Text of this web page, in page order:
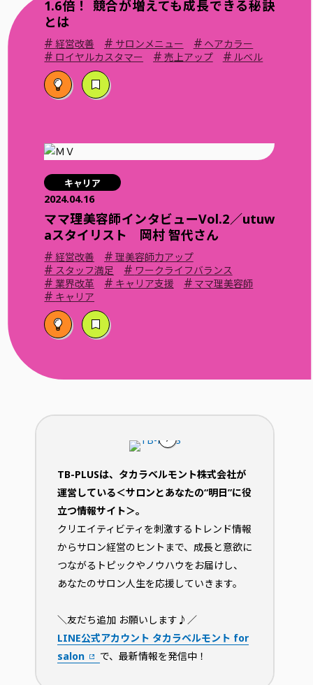
1.6倍！ 競合が増えても成長できる秘訣
とは
#経営改善 # サロンメニュー # ヘアカラー
# ロイヤルカスタマー # 売上アップ # ルベル
キャリア
2024.04.16
ママ理美容師インタビューVol.2／utuw
aスタイリスト 岡村 智代さん
#経営改善 # 理美容師力アップ
# スタッフ満足 # ワークライフバランス
#業界改革 # キャリア支援 # ママ理美容師
# キャリア
TB-PLUSは、タカラベルモント株式会社が
運営している＜サロンとあなたの“明日”に役
立つ情報サイト＞。
クリエイティビティを刺激するトレンド情報
からサロン経営のヒントまで、成長と意欲に
つながるトピックやノウハウをお届けし、
あなたのサロン人生を応援していきます。
＼友だち追加 お願いします♪／
LINE公式アカウント タカラベルモント for
salon
で、最新情報を発信中！